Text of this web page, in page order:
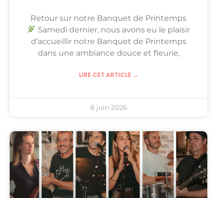
Retour sur notre Banquet de Printemps
Samedi dernier, nous avons eu le plaisir
d’accueillir notre Banquet de Printemps
dans une ambiance douce et fleurie,
LIRE CET ARTICLE →
8 juin 2026